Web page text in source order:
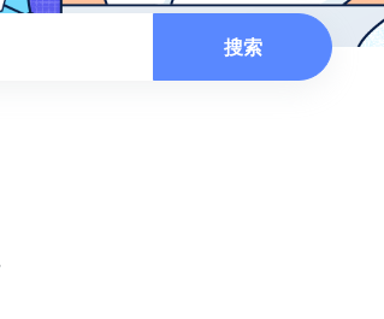
搜索